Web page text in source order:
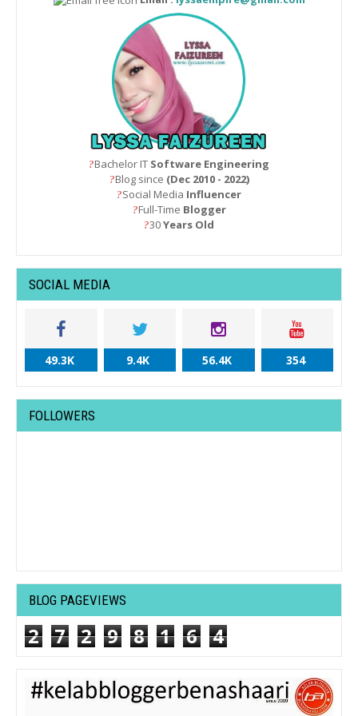
?Bachelor IT Software Engineering
?Blog since (Dec 2010 - 2022)
?Social Media Influencer
?Full-Time Blogger
?30Years Old
SOCIAL MEDIA
49.3K 9.4K 56.4K 354
FOLLOWERS
BLOG PAGEVIEWS
2 7 2 9 8 1 6 4